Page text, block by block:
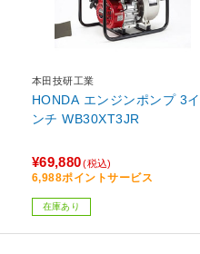
本田技研工業
HONDA エンジンポンプ 3イ
ンチ WB30XT3JR
¥69,880(税込)
6,988ポイントサービス
在庫あり